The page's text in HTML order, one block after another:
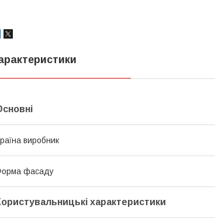
виробник
фасаду
характеристики